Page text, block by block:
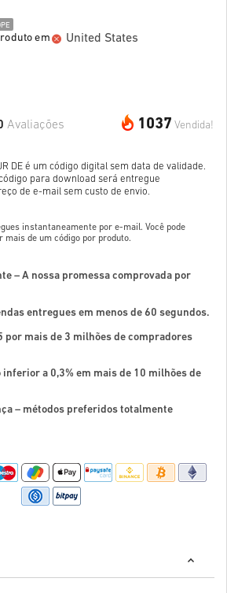
em United States
1037 Vendida!
Avaliações
DE é um código digital sem data de validade.
para download será entregue
de e-mail sem custo de envio.
instantaneamente por e-mail. Você pode
mais de um código por produto.
– A nossa promessa comprovada por
entregues em menos de 60 segundos.
por mais de 3 milhões de compradores
inferior a 0,3% em mais de 10 milhões de
– métodos preferidos totalmente